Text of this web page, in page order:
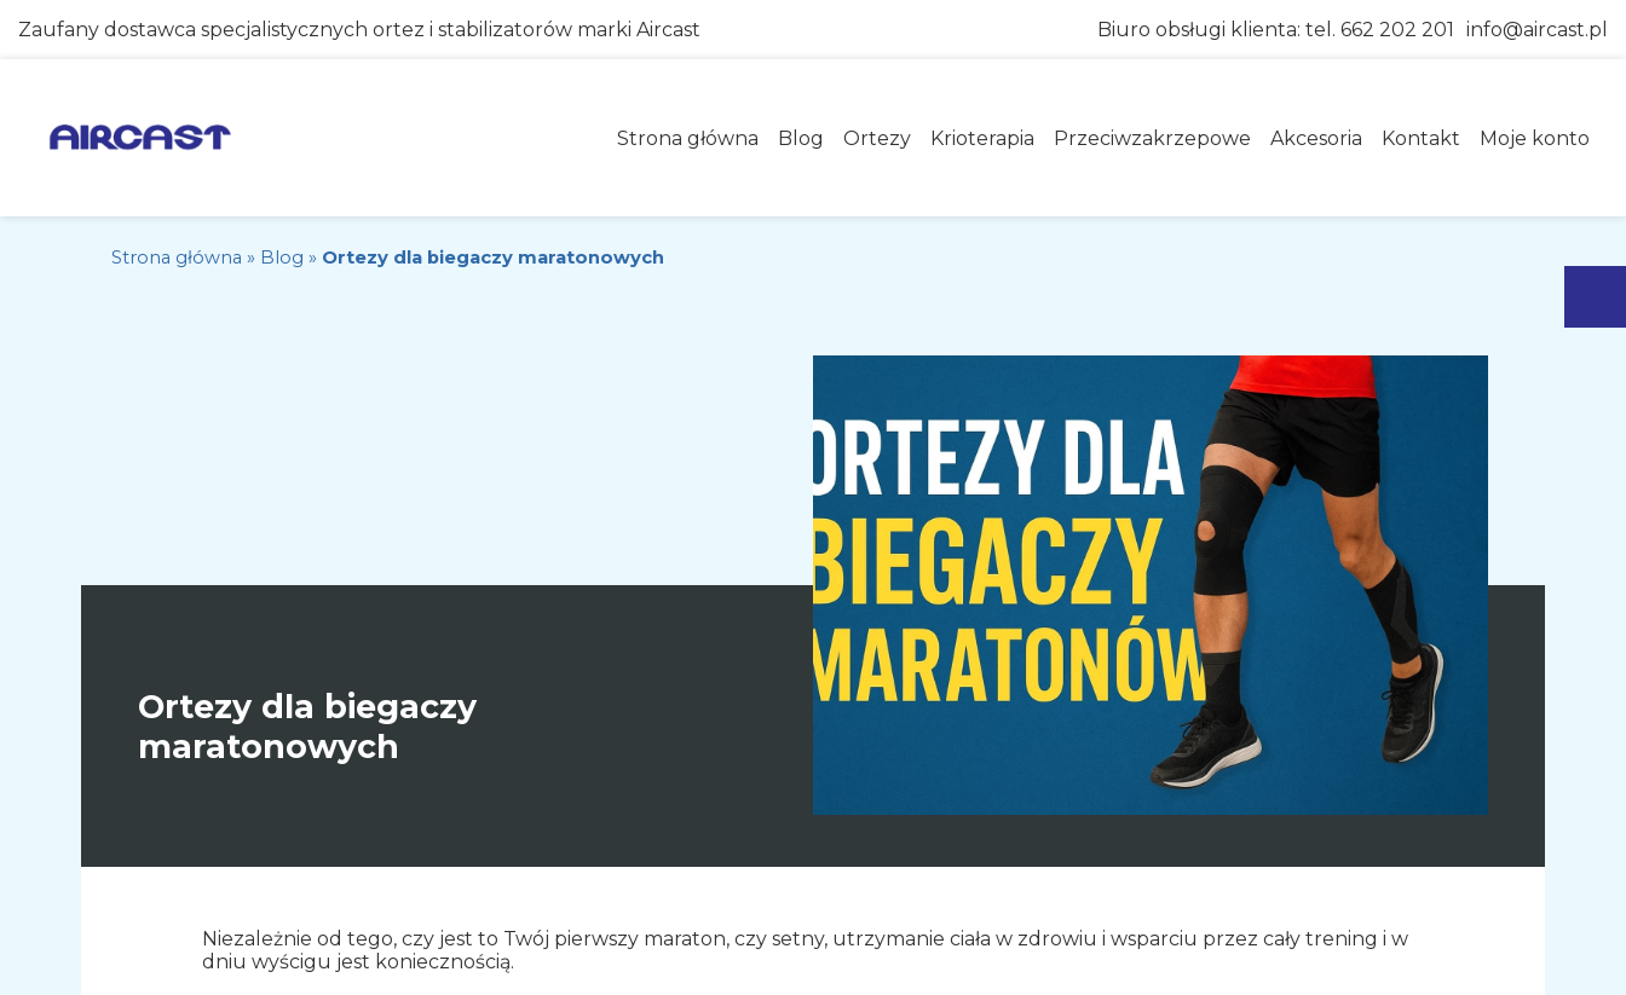
Zaufany dostawca specjalistycznych ortez i stabilizatorów marki Aircast Biuro obsługi klienta: tel. 662 202 201 info@aircast.pl
Strona główna Blog Ortezy Krioterapia Przeciwzakrzepowe Akcesoria Kontakt Moje konto
Strona główna » Blog » Ortezy dla biegaczy maratonowych
Ortezy dla biegaczy
maratonowych
Niezależnie od tego, czy jest to Twój pierwszy maraton, czy setny, utrzymanie ciała w zdrowiu i wsparciu przez cały trening i w
dniu wyścigu jest koniecznością.